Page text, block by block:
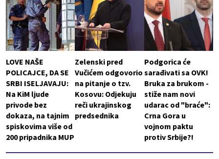
LOVE NAŠE
POLICAJCE, DA SE
SRBI ISELJAVAJU:
Na KiM ljude
privode bez
dokaza, na tajnim
spiskovima više od
200 pripadnika MUP
Zelenski pred
Vučićem odgovorio
na pitanje o tzv.
Kosovu: Odjekuju
reči ukrajinskog
predsednika
Podgorica će
sarađivati sa OVK!
Bruka za brukom -
stiže nam novi
udarac od "braće":
Crna Gora u
vojnom paktu
protiv Srbije?!